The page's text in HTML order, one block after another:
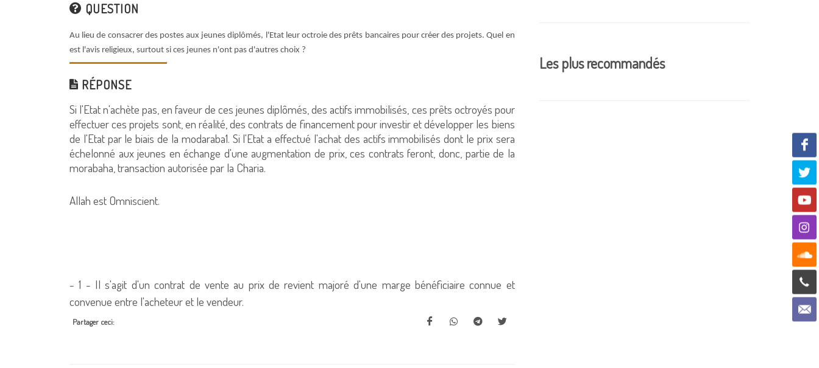
QUESTION
Au lieu de consacrer des postes aux jeunes diplômés, l'Etat leur octroie des prêts bancaires pour créer des projets. Quel en
est l'avis religieux, surtout si ces jeunes n'ont pas d'autres choix ?
RÉPONSE
Si l'Etat n'achète pas, en faveur de ces jeunes diplômés, des actifs immobilisés, ces prêts octroyés pour
effectuer ces projets sont, en réalité, des contrats de financement pour investir et développer les biens
de l'Etat par le biais de la modaraba1. Si l'Etat a effectué l'achat des actifs immobilisés dont le prix sera
échelonné aux jeunes en échange d'une augmentation de prix, ces contrats feront, donc, partie de la
morabaha, transaction autorisée par la Charia.
Allah est Omniscient.
- 1 - Il s'agit d'un contrat de vente au prix de revient majoré d'une marge bénéficiaire connue et
convenue entre l'acheteur et le vendeur.
Partager ceci:
Les plus recommandés